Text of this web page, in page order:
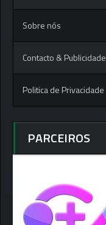
Sobre nós
Contacto & Publicidade
Politica de Privacidade
PARCEIROS